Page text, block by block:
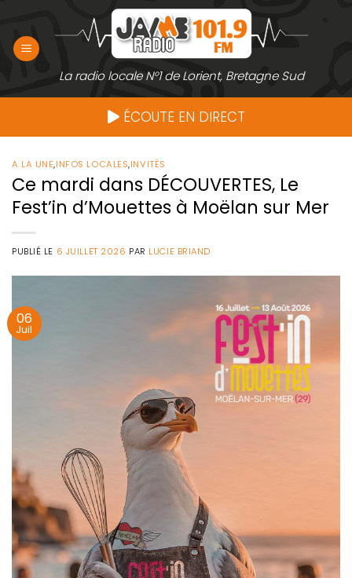
contenu
La radio locale N°1 de Lorient, Bretagne Sud
ÉCOUTE EN DIRECT
A LA UNE,INFOS LOCALES,INVITÉS
Ce mardi dans DÉCOUVERTES, Le
Fest’in d’Mouettes à Moëlan sur Mer
PUBLIÉ LE 6 JUILLET 2026 PAR LUCIE BRIAND
06
Juil